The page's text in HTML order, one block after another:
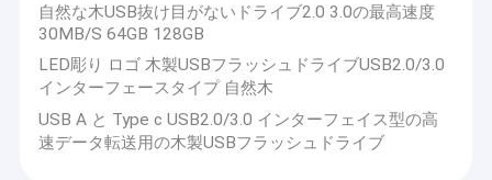
3.0 USBの抜け目がないドライブ
金属USBの抜け目がないドライブ
自然な木USB抜け目がないドライブ2.0 3.0の最高速度
30MB/S 64GB 128GB
LED彫り ロゴ 木製USBフラッシュドライブUSB2.0/3.0
インターフェースタイプ 自然木
USB A と Type c USB2.0/3.0 インターフェイス型の高
速データ転送用の木製USBフラッシュドライブ
LenovoとASUSの指定Usbフラッシュドライブ
形状の金型を開き、OEMロゴとパッケージをカスタマイ
ズします。
USB 2.0、USB 3.0、USB 3.2、C6、C10、U1、U3などのメモ
リとチップソリューション/速度をカスタマイズします。
1000以上のOEM/ODMインポーター/ブランド/Amazonディ